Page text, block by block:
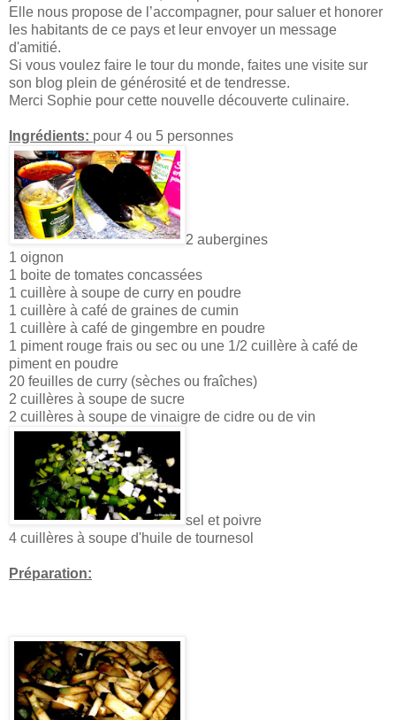
Elle nous propose de l’accompagner, pour saluer et honorer
les habitants de ce pays et leur envoyer un message
d'amitié.
Si vous voulez faire le tour du monde, faites une visite sur
son blog plein de générosité et de tendresse.
Merci Sophie pour cette nouvelle découverte culinaire.
Ingrédients: pour 4 ou 5 personnes
2 aubergines
1 oignon
1 boite de tomates concassées
1 cuillère à soupe de curry en poudre
1 cuillère à café de graines de cumin
1 cuillère à café de gingembre en poudre
1 piment rouge frais ou sec ou une 1/2 cuillère à café de
piment en poudre
20 feuilles de curry (sèches ou fraîches)
2 cuillères à soupe de sucre
2 cuillères à soupe de vinaigre de cidre ou de vin
sel et poivre
4 cuillères à soupe d'huile de tournesol
Préparation: